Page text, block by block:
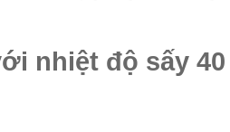
nhiệt độ sấy 40